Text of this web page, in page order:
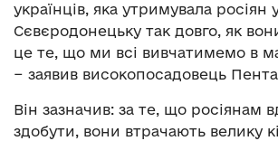
українців, яка утримувала росіян
Сєвєродонецьку так довго, як
це те, що ми всі вивчатимемо в
− заявив високопосадовець
Він зазначив: за те, що росіянам
здобути, вони втрачають велику